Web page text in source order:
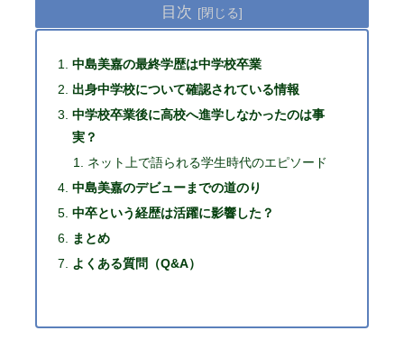
目次
中島美嘉の最終学歴は中学校卒業
出身中学校について確認されている情報
中学校卒業後に高校へ進学しなかったのは事
実？
ネット上で語られる学生時代のエピソード
中島美嘉のデビューまでの道のり
中卒という経歴は活躍に影響した？
まとめ
よくある質問（Q&A）